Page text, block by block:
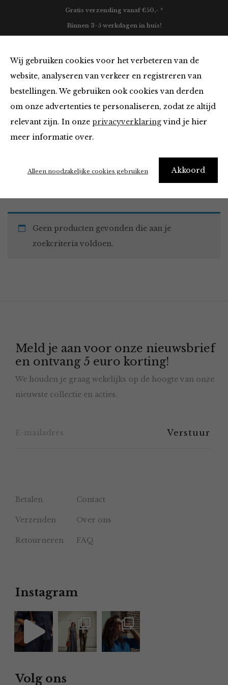
Wij gebruiken cookies voor het verbeteren van de
website, analyseren van verkeer en registreren van
bestellingen. We gebruiken ook cookies van derden
om onze advertenties te personaliseren, zodat ze altijd
relevant zijn. In onze privacyverklaringvind je hier
meer informatie over.
Akkoord
Alleen noodzakelijke cookies gebruiken
Gratis verzending vanaf €50,- *
Binnen 3-5 werkdagen in huis!
Jurken en Rokken in het wit
Home Winkel Kleding Jurken en Rokken
Geen producten gevonden die aan je
zoekcriteria voldoen.
Meld je aan voor onze nieuwsbrief
en ontvang 5 euro korting!
We houden je graag wekelijks op de hoogte van onze
nieuwste collectie en acties.
Betalen Contact
Verzenden Over ons
Retourneren FAQ
Instagram
Volg ons